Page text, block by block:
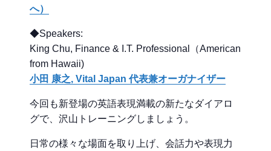
へ）
◆Speakers:
King Chu, Finance & I.T. Professional（American
from Hawaii)
小田 康之, Vital Japan 代表兼オーガナイザー
今回も新登場の英語表現満載の新たなダイアロ
グで、沢山トレーニングしましょう。
日常の様々な場面を取り上げ、会話力や表現力